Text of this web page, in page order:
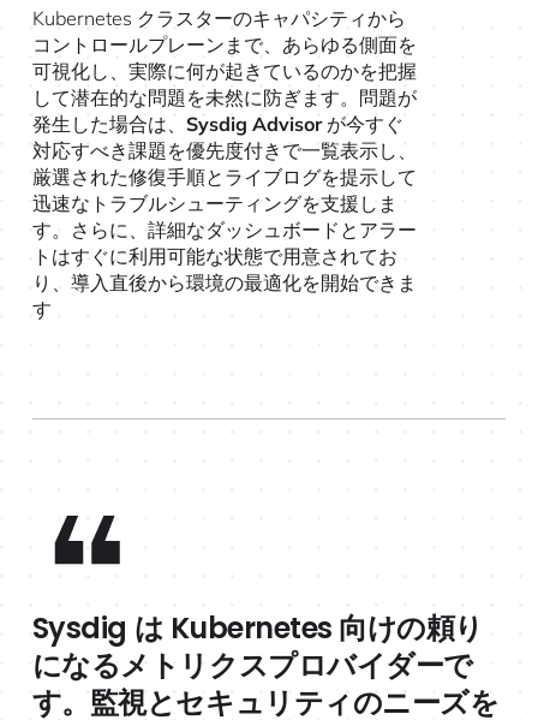
Kubernetes クラスターのキャパシティから
コントロールプレーンまで、あらゆる側面を
可視化し、実際に何が起きているのかを把握
して潜在的な問題を未然に防ぎます。問題が
発生した場合は、 Sysdig Advisorが今すぐ
対応すべき課題を優先度付きで一覧表示し、
厳選された修復手順とライブログを提示して
迅速なトラブルシューティングを支援しま
す。さらに、詳細なダッシュボードとアラー
トはすぐに利用可能な状態で用意されてお
り、導入直後から環境の最適化を開始できま
す
Sysdig は Kubernetes 向けの頼り
になるメトリクスプロバイダーで
す。監視とセキュリティのニーズを